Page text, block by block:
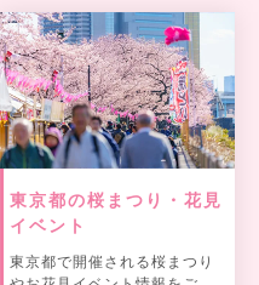
東京都の桜まつり・花見
イベント
東京都で開催される桜まつり